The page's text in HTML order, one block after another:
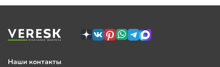
Наши контакты